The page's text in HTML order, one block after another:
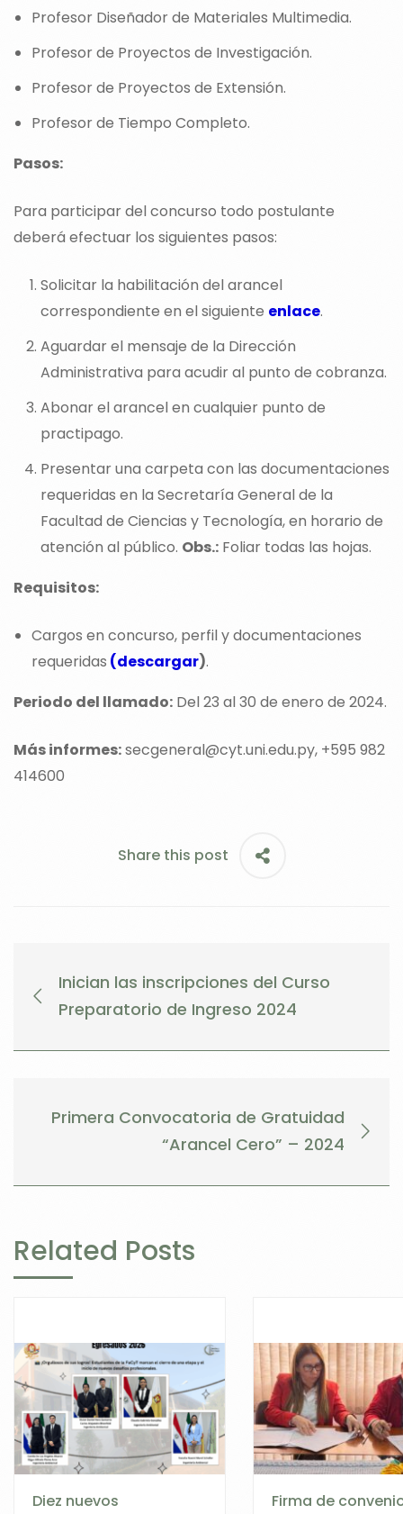
Profesor Diseñador de Materiales Multimedia.
Profesor de Proyectos de Investigación.
Profesor de Proyectos de Extensión.
Profesor de Tiempo Completo.
Pasos:
Para participar del concurso todo postulante
deberá efectuar los siguientes pasos:
Solicitar la habilitación del arancel
correspondiente en el siguiente enlace.
Aguardar el mensaje de la Dirección
Administrativa para acudir al punto de cobranza.
Abonar el arancel en cualquier punto de
practipago.
Presentar una carpeta con las documentaciones
requeridas en la Secretaría General de la
Facultad de Ciencias y Tecnología, en horario de
atención al público. Obs.: Foliar todas las hojas.
Requisitos:
Cargos en concurso, perfil y documentaciones
requeridas (descargar).
Periodo del llamado: Del 23 al 30 de enero de 2024.
Más informes:secgeneral@cyt.uni.edu.py, +595 982
414600
Share this post
Inician las inscripciones del Curso
Preparatorio de Ingreso 2024
Primera Convocatoria de Gratuidad
“Arancel Cero” – 2024
Related Posts
Diez nuevos
Firma de